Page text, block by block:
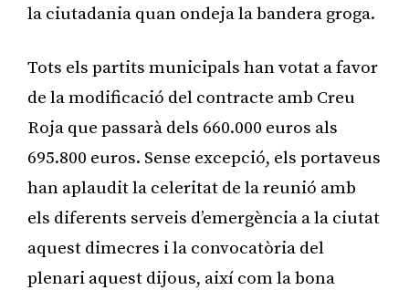
la ciutadania quan ondeja la bandera groga.
Tots els partits municipals han votat a favor
de la modificació del contracte amb Creu
Roja que passarà dels 660.000 euros als
695.800 euros. Sense excepció, els portaveus
han aplaudit la celeritat de la reunió amb
els diferents serveis d’emergència a la ciutat
aquest dimecres i la convocatòria del
plenari aquest dijous, així com la bona